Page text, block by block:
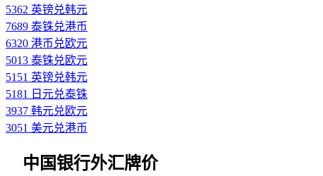
5362 英镑兑韩元
7689 泰铢兑港币
6320 港币兑欧元
5013 泰铢兑欧元
5151 英镑兑韩元
5181 日元兑泰铢
3937 韩元兑欧元
3051 美元兑港币
中国银行外汇牌价